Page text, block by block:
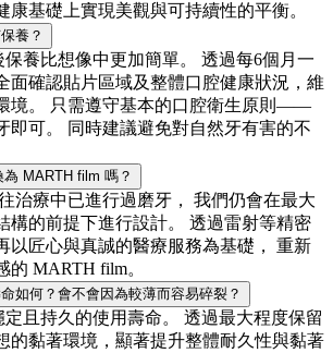
康基礎上實現美觀與可持續性的平衡。
養？
養比想像中更加簡單。 透過每6個月一
面確認貼片區域及整體口腔健康狀況，維
境。 只需遵守基本的口腔衛生原則——
即可。 同時建議避免對自然牙有害的不
MARTH film 嗎？
治療中已進行過磨牙， 我們仍會在最大
構的前提下進行設計。 透過雷射等精密
以匠心與真誠的醫療服務為基礎， 重新
的 MARTH film。
如何？會不會因為較薄而容易碎裂？
且持久的使用壽命。 透過最大程度保留
的黏著環境，顯著提升整體耐久性與黏著